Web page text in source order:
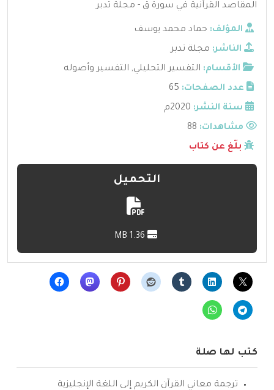
المقاصد القرآنية في سورة ق - مجلة تدبر
المؤلف: حماد محمد يوسف
الناشر: مجلة تدبر
الأقسام: التفسير التحليلي, التفسير وأصوله
عدد الصفحات: 65
سنة النشر: 2020م
مشاهدات:
بلّغ عن كتاب
التحميل
كتب لها صلة
ترجمة معاني القرآن الكريم إلى اللغة الإنجليزية